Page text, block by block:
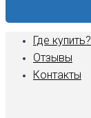
Где купить?
Отзывы
Контакты